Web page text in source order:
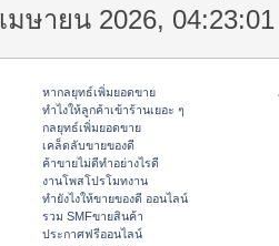
เมษายน 2026,
หากลยุทธ์เพิ่มยอดขาย
ทําไงให้ลูกค้าเข้าร้านเยอะ ๆ
กลยุทธ์เพิ่มยอดขาย
เคล็ดลับขายของดี
ค้าขายไม่ดีทำอย่างไรดี
งานโพสโปรโมทงาน
ทํายังไงให้ขายของดี ออนไลน์
รวม SMFขายสินค้า
ประกาศฟรีออนไลน์